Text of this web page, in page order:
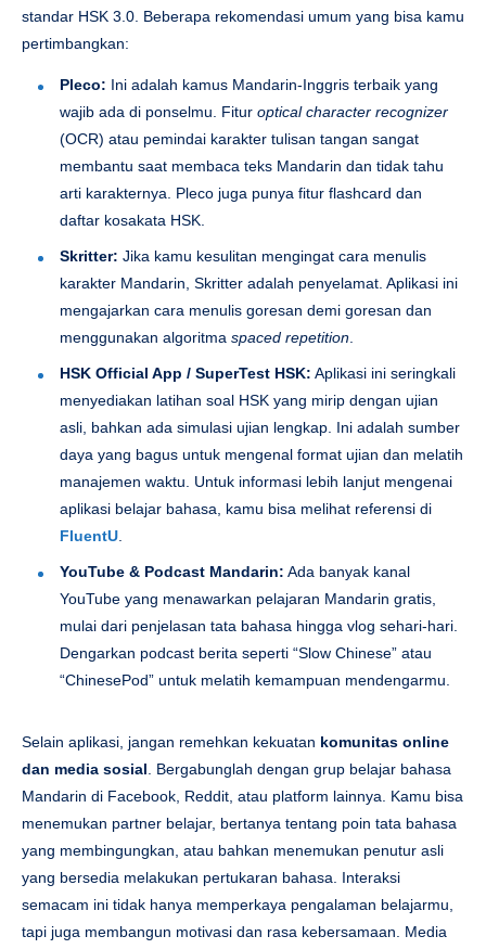
standar HSK 3.0. Beberapa rekomendasi umum yang bisa kamu
pertimbangkan:
Pleco: Ini adalah kamus Mandarin-Inggris terbaik yang
wajib ada di ponselmu. Fitur optical character recognizer
(OCR) atau pemindai karakter tulisan tangan sangat
membantu saat membaca teks Mandarin dan tidak tahu
arti karakternya. Pleco juga punya fitur flashcard dan
daftar kosakata HSK.
Skritter: Jika kamu kesulitan mengingat cara menulis
karakter Mandarin, Skritter adalah penyelamat. Aplikasi ini
mengajarkan cara menulis goresan demi goresan dan
menggunakan algoritma spaced repetition.
HSK Official App / SuperTest HSK: Aplikasi ini seringkali
menyediakan latihan soal HSK yang mirip dengan ujian
asli, bahkan ada simulasi ujian lengkap. Ini adalah sumber
daya yang bagus untuk mengenal format ujian dan melatih
manajemen waktu. Untuk informasi lebih lanjut mengenai
aplikasi belajar bahasa, kamu bisa melihat referensi di
FluentU.
YouTube & Podcast Mandarin: Ada banyak kanal
YouTube yang menawarkan pelajaran Mandarin gratis,
mulai dari penjelasan tata bahasa hingga vlog sehari-hari.
Dengarkan podcast berita seperti “Slow Chinese” atau
“ChinesePod” untuk melatih kemampuan mendengarmu.
Selain aplikasi, jangan remehkan kekuatan komunitas online
dan media sosial. Bergabunglah dengan grup belajar bahasa
Mandarin di Facebook, Reddit, atau platform lainnya. Kamu bisa
menemukan partner belajar, bertanya tentang poin tata bahasa
yang membingungkan, atau bahkan menemukan penutur asli
yang bersedia melakukan pertukaran bahasa. Interaksi
semacam ini tidak hanya memperkaya pengalaman belajarmu,
tapi juga membangun motivasi dan rasa kebersamaan. Media